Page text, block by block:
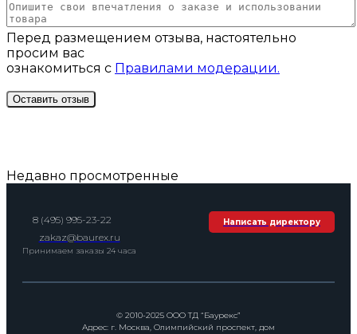
Перед размещением отзыва, настоятельно
просим вас
ознакомиться с Правилами модерации.
Недавно просмотренные
8 (495) 995-23-22
zakaz@baurex.ru
Принимаем заказы 24 часа
Написать директору
© 2010-2025 ООО ТД “Баурекс”
Адрес: г. Москва, Олимпийский проспект, дом